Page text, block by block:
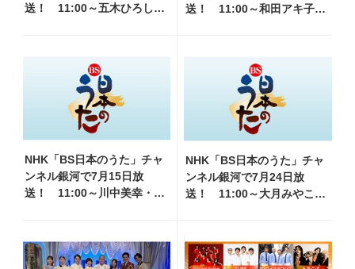
送！ 11:00～五木ひろし・
崎宏美他登場！ 各放送回
の出演者・曲目情報
送！ 11:00～和田アキ子・
出演者・曲目情報
NHK「BS日本のうた」チャ
ンネル銀河で7月15日放
送！ 11:00～川中美幸・田
場！ 各放送回の出演者・
曲目情報
NHK「BS日本のうた」チャ
ンネル銀河で7月24日放
送！ 11:00～大月みやこ・
各放送回の出演者・曲目情報